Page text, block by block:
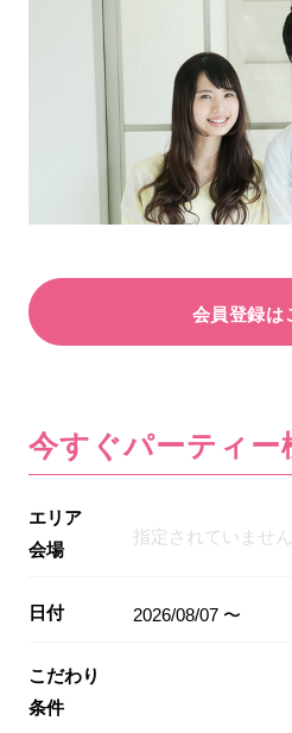
会員登録は
今すぐパーティー
エリア
会場
指定されていません
日付 2026/08/07 〜
こだわり
条件